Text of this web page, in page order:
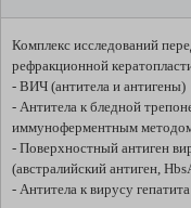
Комплекс исследований
рефракционной
- ВИЧ (антитела и антигены)
- Антитела к бледной
иммуноферментным
- Поверхностный антиген
(австралийский антиген,
- Антитела к вирусу